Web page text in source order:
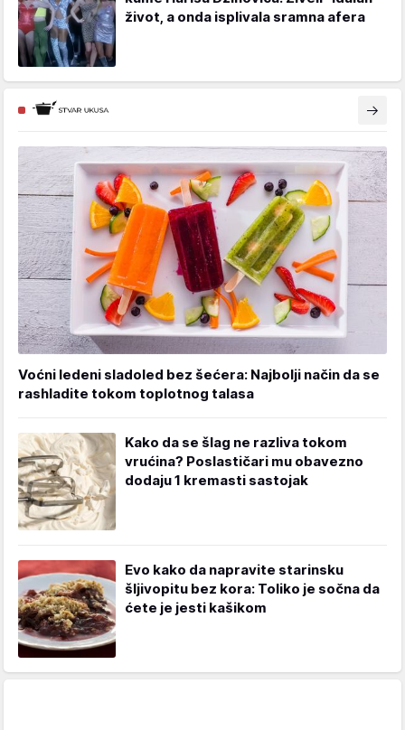
život, a onda isplivala sramna afera
Voćni ledeni sladoled bez šećera: Najbolji način da se
rashladite tokom toplotnog talasa
Kako da se šlag ne razliva tokom
vrućina? Poslastičari mu obavezno
dodaju 1 kremasti sastojak
Evo kako da napravite starinsku
šljivopitu bez kora: Toliko je sočna da
ćete je jesti kašikom